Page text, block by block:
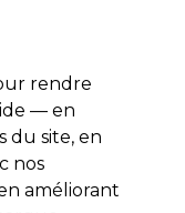
et Matériel
rendre
— en
du site, en
nos
améliorant